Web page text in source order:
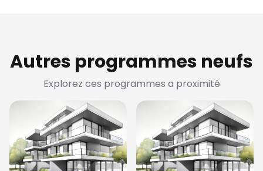
Autres programmes neufs
Explorez ces programmes a proximité